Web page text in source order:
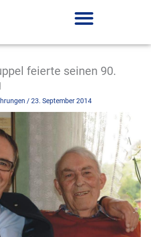
feierte seinen 90.
/23. September 2014